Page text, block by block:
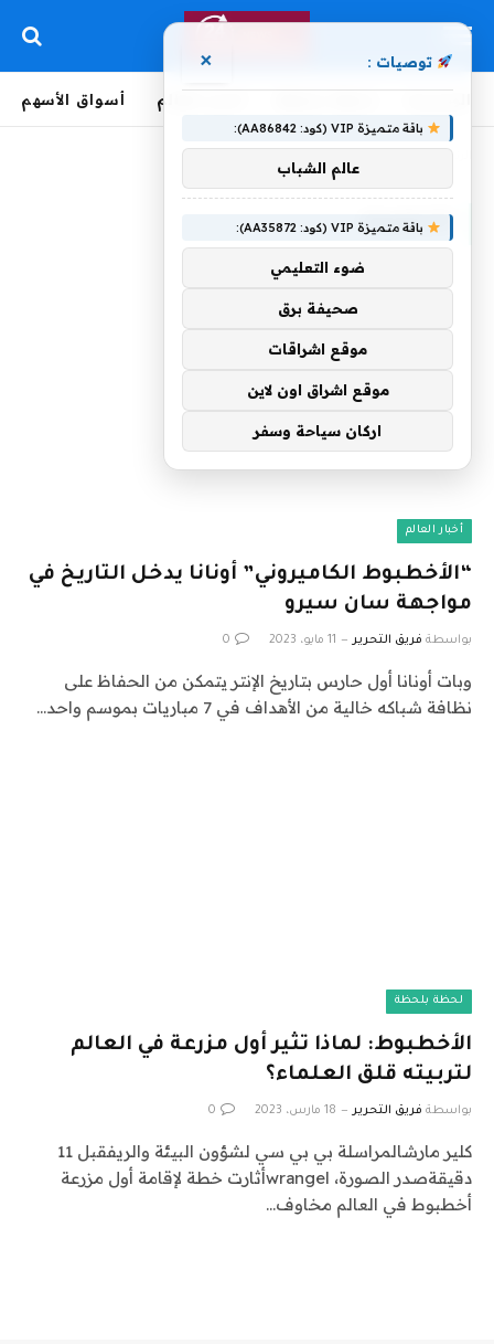
أخبار العالم أسواق الأسهم
الأخطبوط
أخبار العالم
“الأخطبوط الكاميروني” أونانا يدخل التاريخ في
مواجهة سان سيرو
بواسطة فريق التحرير 11 مايو، 2023 0
وبات أونانا أول حارس بتاريخ الإنتر يتمكن من الحفاظ على
نظافة شباكه خالية من الأهداف في 7 مباريات بموسم واحد…
لحظة بلحظة
الأخطبوط: لماذا تثير أول مزرعة في العالم
لتربيته قلق العلماء؟
بواسطة فريق التحرير 18 مارس، 2023 0
كلير مارشالمراسلة بي بي سي لشؤون البيئة والريفقبل 11
دقيقةصدر الصورة، wrangelأثارت خطة لإقامة أول مزرعة
أخطبوط في العالم مخاوف…
توصيات : ×
باقة متميزة VIP (كود: AA86842):
عالم الشباب
باقة متميزة VIP (كود: AA35872):
ضوء التعليمي
صحيفة برق
موقع اشراقات
موقع اشراق اون لاين
اركان سياحة وسفر